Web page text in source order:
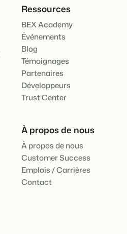
Ressources
BEX Academy
Événements
Blog
Témoignages
Partenaires
Développeurs
Trust Center
À propos de nous
À propos de nous
Customer Success
Emplois / Carrières
Contact